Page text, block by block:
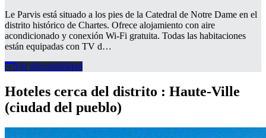
Le Parvis está situado a los pies de la Catedral de Notre Dame en el
distrito histórico de Chartes. Ofrece alojamiento con aire
acondicionado y conexión Wi-Fi gratuita. Todas las habitaciones
están equipadas con TV d…
Ver disponibilidad
Hoteles cerca del distrito : Haute-Ville
(ciudad del pueblo)